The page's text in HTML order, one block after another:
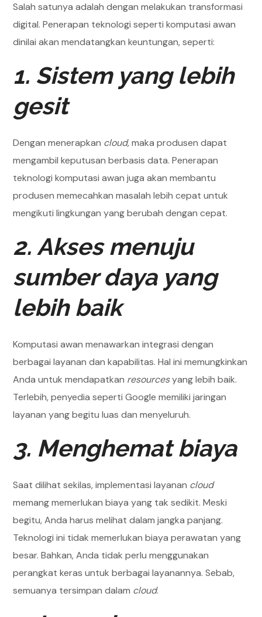
Salah satunya adalah dengan melakukan transformasi
digital. Penerapan teknologi seperti komputasi awan
dinilai akan mendatangkan keuntungan, seperti:
1. Sistem yang lebih
gesit
Dengan menerapkan cloud,maka produsen dapat
mengambil keputusan berbasis data. Penerapan
teknologi komputasi awan juga akan membantu
produsen memecahkan masalah lebih cepat untuk
mengikuti lingkungan yang berubah dengan cepat.
2. Akses menuju
sumber daya yang
lebih baik
Komputasi awan menawarkan integrasi dengan
berbagai layanan dan kapabilitas. Hal ini memungkinkan
Anda untuk mendapatkan resourcesyang lebih baik.
Terlebih, penyedia seperti Google memiliki jaringan
layanan yang begitu luas dan menyeluruh.
3. Menghemat biaya
Saat dilihat sekilas, implementasi layanan cloud
memang memerlukan biaya yang tak sedikit. Meski
begitu, Anda harus melihat dalam jangka panjang.
Teknologi ini tidak memerlukan biaya perawatan yang
besar. Bahkan, Anda tidak perlu menggunakan
perangkat keras untuk berbagai layanannya. Sebab,
semuanya tersimpan dalam cloud.